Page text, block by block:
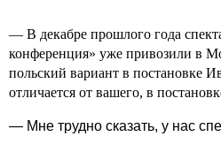
— В декабре прошлого года
конференция» уже привозили в
польский вариант в постановке
отличается от вашего, в
— Мне трудно сказать, у нас